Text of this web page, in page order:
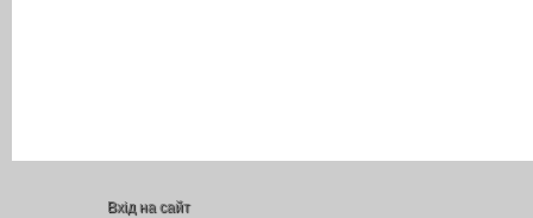
Вхід на сайт